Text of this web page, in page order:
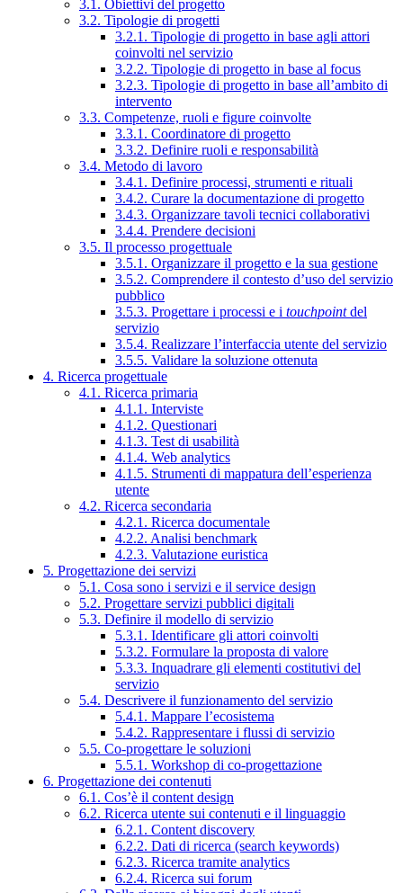
3.1. Obiettivi del progetto
3.2. Tipologie di progetti
3.2.1. Tipologie di progetto in base agli attori
coinvolti nel servizio
3.2.2. Tipologie di progetto in base al focus
3.2.3. Tipologie di progetto in base all’ambito di
intervento
3.3. Competenze, ruoli e figure coinvolte
3.3.1. Coordinatore di progetto
3.3.2. Definire ruoli e responsabilità
3.4. Metodo di lavoro
3.4.1. Definire processi, strumenti e rituali
3.4.2. Curare la documentazione di progetto
3.4.3. Organizzare tavoli tecnici collaborativi
3.4.4. Prendere decisioni
3.5. Il processo progettuale
3.5.1. Organizzare il progetto e la sua gestione
3.5.2. Comprendere il contesto d’uso del servizio
pubblico
3.5.3. Progettare i processi e i touchpointdel
servizio
3.5.4. Realizzare l’interfaccia utente del servizio
3.5.5. Validare la soluzione ottenuta
4. Ricerca progettuale
4.1. Ricerca primaria
4.1.1. Interviste
4.1.2. Questionari
4.1.3. Test di usabilità
4.1.4. Web analytics
4.1.5. Strumenti di mappatura dell’esperienza
utente
4.2. Ricerca secondaria
4.2.1. Ricerca documentale
4.2.2. Analisi benchmark
4.2.3. Valutazione euristica
5. Progettazione dei servizi
5.1. Cosa sono i servizi e il service design
5.2. Progettare servizi pubblici digitali
5.3. Definire il modello di servizio
5.3.1. Identificare gli attori coinvolti
5.3.2. Formulare la proposta di valore
5.3.3. Inquadrare gli elementi costitutivi del
servizio
5.4. Descrivere il funzionamento del servizio
5.4.1. Mappare l’ecosistema
5.4.2. Rappresentare i flussi di servizio
5.5. Co-progettare le soluzioni
5.5.1. Workshop di co-progettazione
6. Progettazione dei contenuti
6.1. Cos’è il content design
6.2. Ricerca utente sui contenuti e il linguaggio
6.2.1. Content discovery
6.2.2. Dati di ricerca (search keywords)
6.2.3. Ricerca tramite analytics
6.2.4. Ricerca sui forum